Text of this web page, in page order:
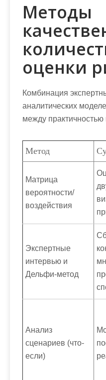
Методы
оценки
Комбинация
аналитических
между практичностью
Метод
Матрица
вероятности/
воздействия
Экспертные
интервью и
Дельфи-метод
Анализ
сценариев (что-
если)